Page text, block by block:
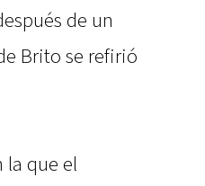
de un
Brito se refirió
la que el